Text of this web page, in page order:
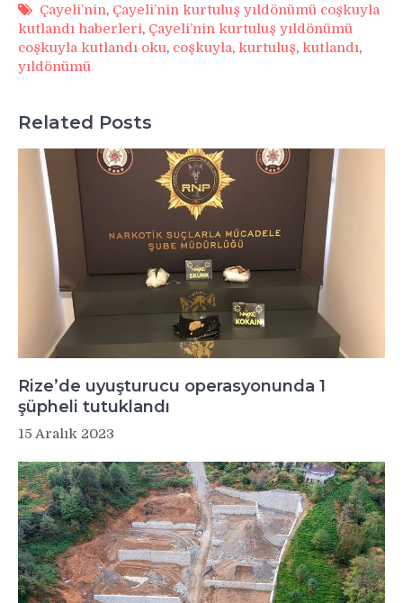
Çayeli’nin, Çayeli’nin kurtuluş yıldönümü coşkuyla
kutlandı haberleri, Çayeli’nin kurtuluş yıldönümü
coşkuyla kutlandı oku, coşkuyla, kurtuluş, kutlandı,
yıldönümü
Related Posts
Rize’de uyuşturucu operasyonunda 1
şüpheli tutuklandı
15 Aralık 2023